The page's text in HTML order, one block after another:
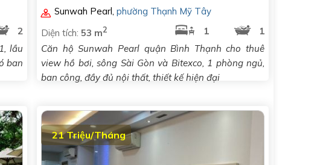
2
lầu
ban
Sunwah Pearl, phường Thạnh Mỹ Tây
Diện tích: 53 m2 1
1
Căn hộ Sunwah Pearl quận Bình Thạnh cho thuê
view hồ bơi, sông Sài Gòn và Bitexco, 1 phòng ngủ,
ban công, đầy đủ nội thất, thiết kế hiện đại
21 Triệu/Tháng